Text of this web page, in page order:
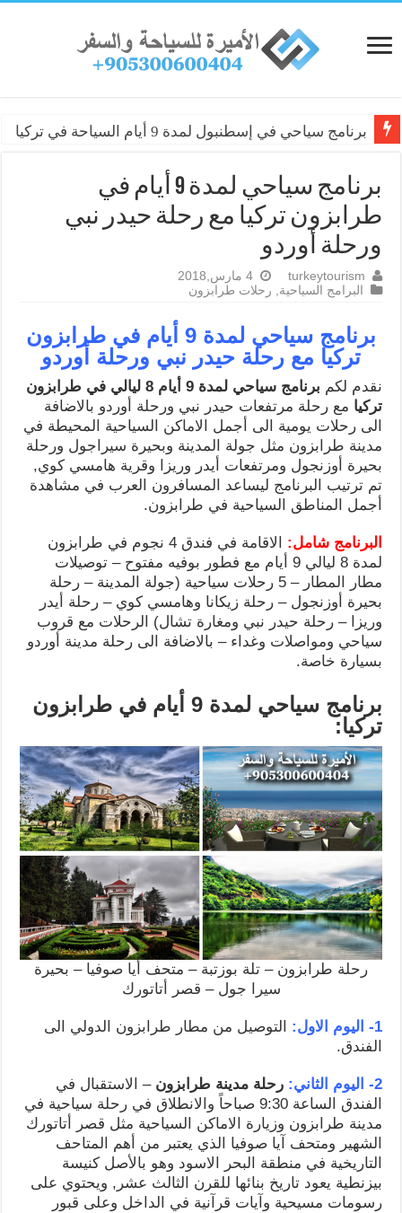
برنامج سياحي في إسطنبول لمدة 9 أيام السياحة في تركيا
برنامج سياحي لمدة 9 أيام في
طرابزون تركيا مع رحلة حيدر نبي
ورحلة أوردو
turkeytourism
4 مارس,2018
البرامج السياحية
رحلات طرابزون
برنامج سياحي لمدة 9 أيام في طرابزون
تركيا مع رحلة حيدر نبي ورحلة أوردو
نقدم لكم
برنامج سياحي لمدة 9 أيام 8 ليالي في طرابزون
تركيا مع رحلة مرتفعات حيدر نبي ورحلة أوردو بالاضافة
الى رحلات يومية الى أجمل الاماكن السياحية المحيطة في
مدينة طرابزون مثل جولة المدينة وبحيرة سيراجول ورحلة
بحيرة أوزنجول ومرتفعات أيدر وريزا وقرية هامسي كوي,
تم ترتيب البرنامج ليساعد المسافرون العرب في مشاهدة
أجمل المناطق السياحية في طرابزون.
البرنامج شامل:
الاقامة في فندق 4 نجوم في طرابزون
لمدة 8 ليالي 9 أيام مع فطور بوفيه مفتوح – توصيلات
مطار المطار – 5 رحلات سياحية (جولة المدينة – رحلة
بحيرة أوزنجول – رحلة زيكانا وهامسي كوي – رحلة أيدر
وريزا – رحلة حيدر نبي ومغارة تشال) الرحلات مع قروب
سياحي ومواصلات وغداء – بالاضافة الى رحلة مدينة أوردو
بسيارة خاصة.
برنامج سياحي لمدة 9 أيام في طرابزون
تركيا:
رحلة طرابزون – تلة بوزتبة – متحف أيا صوفيا – بحيرة
سيرا جول – قصر أتاتورك
1- اليوم الاول:
التوصيل من مطار طرابزون الدولي الى
الفندق.
2- اليوم الثاني: رحلة مدينة طرابزون – الاستقبال في
الفندق الساعة 9:30 صباحاً والانطلاق في رحلة سياحية في
مدينة طرابزون وزيارة الاماكن السياحية مثل قصر أتاتورك
الشهير ومتحف آيا صوفيا الذي يعتبر من أهم المتاحف
التاريخية في منطقة البحر الاسود وهو بالأصل كنيسة
بيزنطية يعود تاريخ بنائها للقرن الثالث عشر, ويحتوي على
رسومات مسيحية وآيات قرآنية في الداخل وعلى قبور